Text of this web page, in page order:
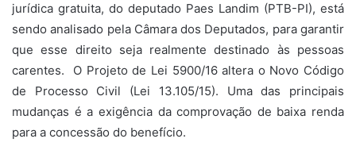
jurídica gratuita, do deputado Paes Landim (PTB-PI), está
sendo analisado pela Câmara dos Deputados, para garantir
que esse direito seja realmente destinado às pessoas
carentes. O Projeto de Lei 5900/16 altera o Novo Código
de Processo Civil (Lei 13.105/15). Uma das principais
mudanças é a exigência da comprovação de baixa renda
para a concessão do benefício.